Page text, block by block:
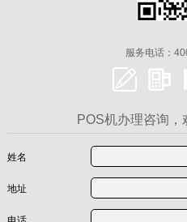
服务电话：
POS机办理咨询
姓名
地址